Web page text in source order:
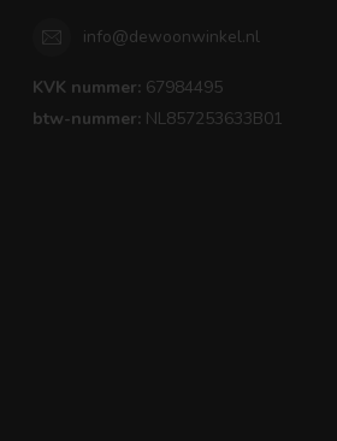
info@dewoonwinkel.nl
KVK nummer: 67984495
btw-nummer: NL857253633B01